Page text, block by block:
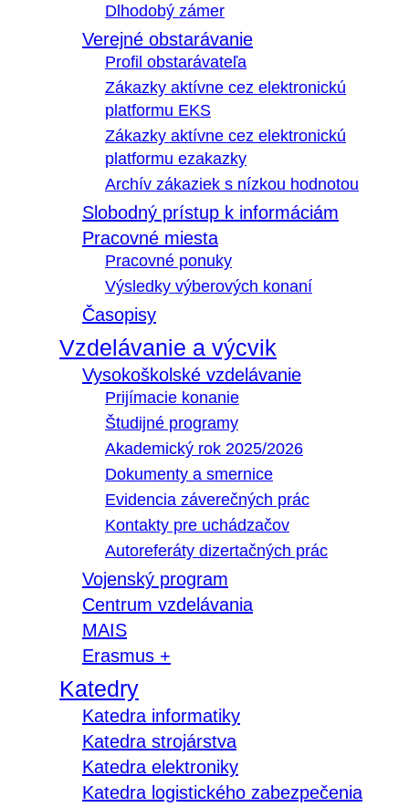
Dlhodobý zámer
Verejné obstarávanie
Profil obstarávateľa
Zákazky aktívne cez elektronickú
platformu EKS
Zákazky aktívne cez elektronickú
platformu ezakazky
Archív zákaziek s nízkou hodnotou
Slobodný prístup k informáciám
Pracovné miesta
Pracovné ponuky
Výsledky výberových konaní
Časopisy
Vzdelávanie a výcvik
Vysokoškolské vzdelávanie
Prijímacie konanie
Študijné programy
Akademický rok 2025/2026
Dokumenty a smernice
Evidencia záverečných prác
Kontakty pre uchádzačov
Autoreferáty dizertačných prác
Vojenský program
Centrum vzdelávania
MAIS
Erasmus +
Katedry
Katedra informatiky
Katedra strojárstva
Katedra elektroniky
Katedra logistického zabezpečenia